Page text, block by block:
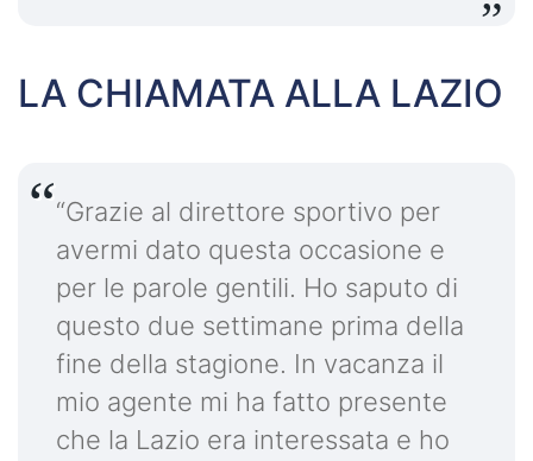
LA CHIAMATA ALLA LAZIO
“Grazie al direttore sportivo per
avermi dato questa occasione e
per le parole gentili. Ho saputo di
questo due settimane prima della
fine della stagione. In vacanza il
mio agente mi ha fatto presente
che la Lazio era interessata e ho